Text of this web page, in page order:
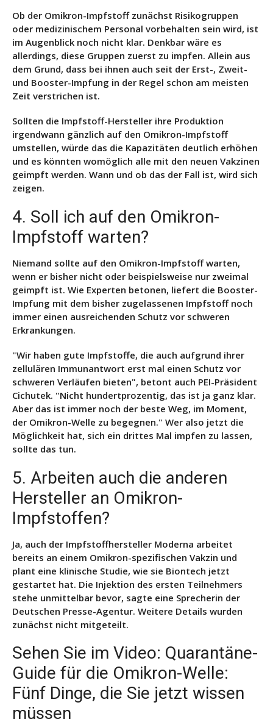
Ob der Omikron-Impfstoff zunächst Risikogruppen
oder medizinischem Personal vorbehalten sein wird, ist
im Augenblick noch nicht klar. Denkbar wäre es
allerdings, diese Gruppen zuerst zu impfen. Allein aus
dem Grund, dass bei ihnen auch seit der Erst-, Zweit-
und Booster-Impfung in der Regel schon am meisten
Zeit verstrichen ist.
Sollten die Impfstoff-Hersteller ihre Produktion
irgendwann gänzlich auf den Omikron-Impfstoff
umstellen, würde das die Kapazitäten deutlich erhöhen
und es könnten womöglich alle mit den neuen Vakzinen
geimpft werden. Wann und ob das der Fall ist, wird sich
zeigen.
4. Soll ich auf den Omikron-
Impfstoff warten?
Niemand sollte auf den Omikron-Impfstoff warten,
wenn er bisher nicht oder beispielsweise nur zweimal
geimpft ist. Wie Experten betonen, liefert die Booster-
Impfung mit dem bisher zugelassenen Impfstoff noch
immer einen ausreichenden Schutz vor schweren
Erkrankungen.
"Wir haben gute Impfstoffe, die auch aufgrund ihrer
zellulären Immunantwort erst mal einen Schutz vor
schweren Verläufen bieten", betont auch PEI-Präsident
Cichutek. "Nicht hundertprozentig, das ist ja ganz klar.
Aber das ist immer noch der beste Weg, im Moment,
der Omikron-Welle zu begegnen." Wer also jetzt die
Möglichkeit hat, sich ein drittes Mal impfen zu lassen,
sollte das tun.
5. Arbeiten auch die anderen
Hersteller an Omikron-
Impfstoffen?
Ja, auch der Impfstoffhersteller Moderna arbeitet
bereits an einem Omikron-spezifischen Vakzin und
plant eine klinische Studie, wie sie Biontech jetzt
gestartet hat. Die Injektion des ersten Teilnehmers
stehe unmittelbar bevor, sagte eine Sprecherin der
Deutschen Presse-Agentur. Weitere Details wurden
zunächst nicht mitgeteilt.
Sehen Sie im Video: Quarantäne-
Guide für die Omikron-Welle:
Fünf Dinge, die Sie jetzt wissen
müssen